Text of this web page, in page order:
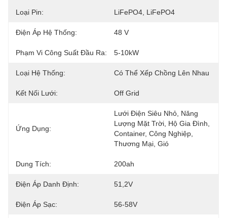
Loại Pin: LiFePO4, LiFePO4
Điện Áp Hệ Thống: 48 V
Phạm Vi Công Suất Đầu Ra: 5-10kW
Loại Hệ Thống: Có Thể Xếp Chồng Lên Nhau
Kết Nối Lưới: Off Grid
Ứng Dụng:
Lưới Điện Siêu Nhỏ, Năng
Lượng Mặt Trời, Hộ Gia Đình,
Container, Công Nghiệp,
Thương Mại, Gió
Dung Tích: 200ah
Điện Áp Danh Định: 51,2V
Điện Áp Sạc: 56-58V